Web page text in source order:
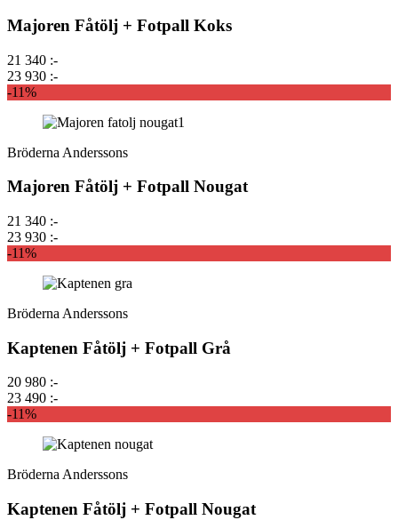
Majoren Fåtölj + Fotpall Koks
21 340 :-
23 930 :-
-11%
Bröderna Anderssons
Majoren Fåtölj + Fotpall Nougat
21 340 :-
23 930 :-
-11%
Bröderna Anderssons
Kaptenen Fåtölj + Fotpall Grå
20 980 :-
23 490 :-
-11%
Bröderna Anderssons
Kaptenen Fåtölj + Fotpall Nougat